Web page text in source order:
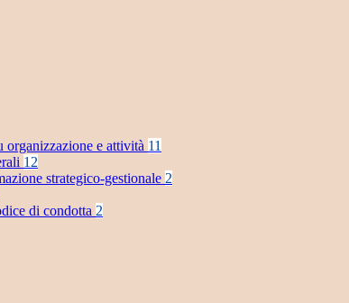
e attività 11
12
strategico-gestionale 2
di condotta 2